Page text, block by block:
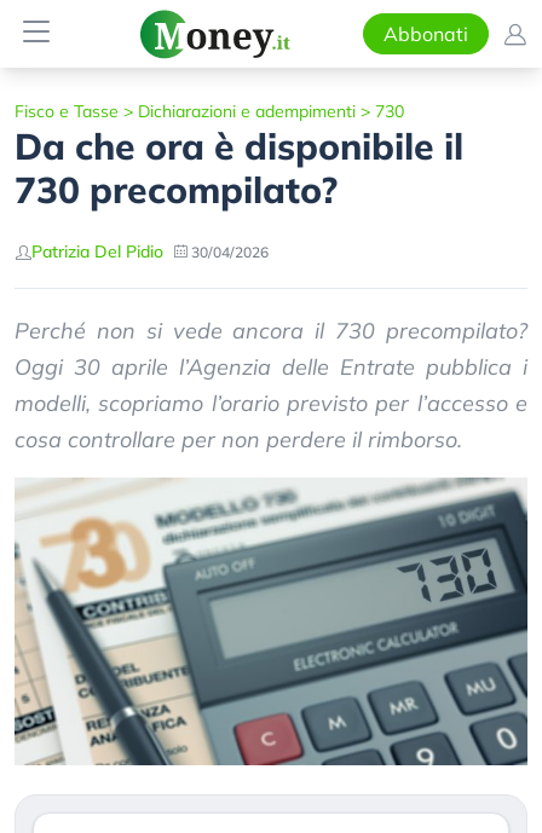
Abbonati
Fisco e Tasse > Dichiarazioni e adempimenti > 730
Da che ora è disponibile il
730 precompilato?
Patrizia Del Pidio 30/04/2026
Perché non si vede ancora il 730 precompilato?
Oggi 30 aprile l’Agenzia delle Entrate pubblica i
modelli, scopriamo l’orario previsto per l’accesso e
cosa controllare per non perdere il rimborso.